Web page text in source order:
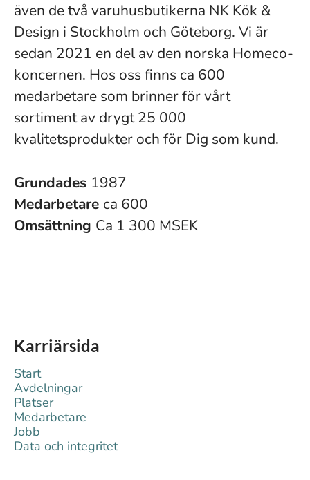
även de två varuhusbutikerna NK Kök &
Design i Stockholm och Göteborg. Vi är
sedan 2021 en del av den norska Homeco-
koncernen. Hos oss finns ca 600
medarbetare som brinner för vårt
sortiment av drygt 25 000
kvalitetsprodukter och för Dig som kund.
Grundades 1987
Medarbetare ca 600
Omsättning Ca 1 300 MSEK
Karriärsida
Start
Avdelningar
Platser
Medarbetare
Jobb
Data och integritet